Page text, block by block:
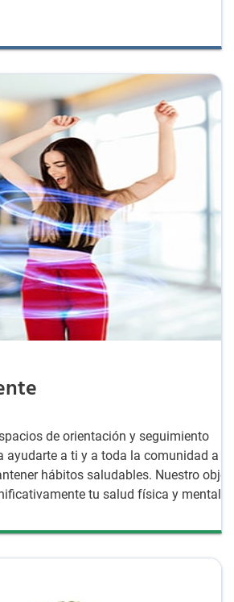
de orientación y seguimiento
ayudarte a ti y a toda la comunidad a
hábitos saludables. Nuestro
tu salud física y mental.